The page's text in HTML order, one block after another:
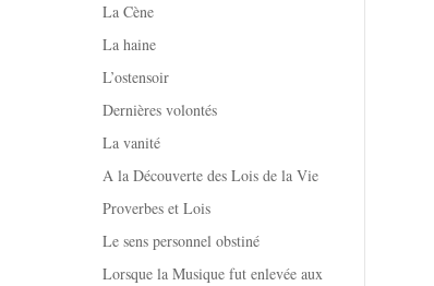
La Cène
La haine
L’ostensoir
Dernières volontés
La vanité
A la Découverte des Lois de la Vie
Proverbes et Lois
Le sens personnel obstiné
Lorsque la Musique fut enlevée aux